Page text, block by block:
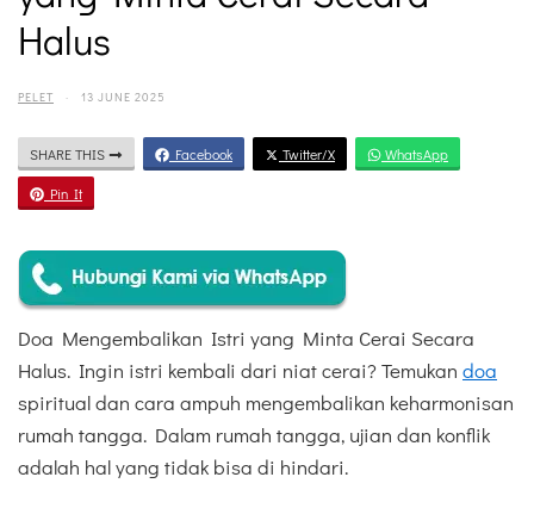
Halus
PELET · 13 JUNE 2025
SHARE THIS Facebook Twitter/X WhatsApp
Pin It
Doa Mengembalikan Istri yang Minta Cerai Secara
Halus. Ingin istri kembali dari niat cerai? Temukan doa
spiritual dan cara ampuh mengembalikan keharmonisan
rumah tangga. Dalam rumah tangga, ujian dan konflik
adalah hal yang tidak bisa di hindari.